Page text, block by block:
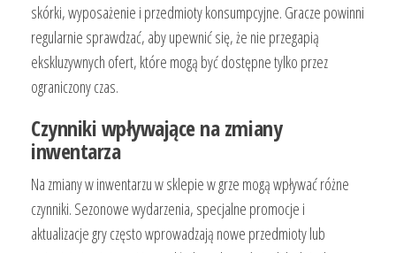
skórki, wyposażenie i przedmioty konsumpcyjne. Gracze powinni
regularnie sprawdzać, aby upewnić się, że nie przegapią
ekskluzywnych ofert, które mogą być dostępne tylko przez
ograniczony czas.
Czynniki wpływające na zmiany
inwentarza
Na zmiany w inwentarzu w sklepie w grze mogą wpływać różne
czynniki. Sezonowe wydarzenia, specjalne promocje i
aktualizacje gry często wprowadzają nowe przedmioty lub